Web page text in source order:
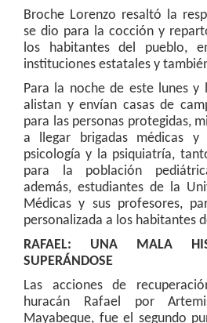
Broche Lorenzo resaltó la
se dio para la cocción y
los habitantes del pueblo,
instituciones estatales y
Para la noche de este lunes y
alistan y envían casas de
para las personas protegidas,
a llegar brigadas médicas y
psicología y la psiquiatría,
para la población
además, estudiantes de la
Médicas y sus profesores,
personalizada a los habitantes
RAFAEL: UNA MALA
SUPERÁNDOSE
Las acciones de
huracán Rafael por
Mayabeque, fue el segundo